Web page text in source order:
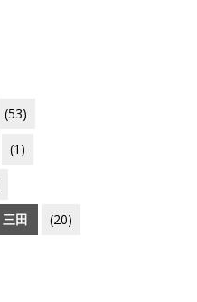
(53)
(1)
三田 (20)